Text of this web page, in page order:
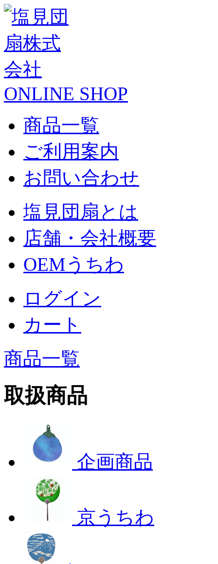
ONLINE SHOP
商品一覧
ご利用案内
お問い合わせ
塩見団扇とは
店舗・会社概要
OEMうちわ
ログイン
カート
商品一覧
取扱商品
企画商品
京うちわ